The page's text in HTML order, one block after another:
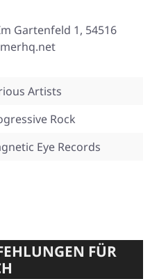
Gartenfeld 1, 54516
Artists
Rock
Eye Records
FÜR